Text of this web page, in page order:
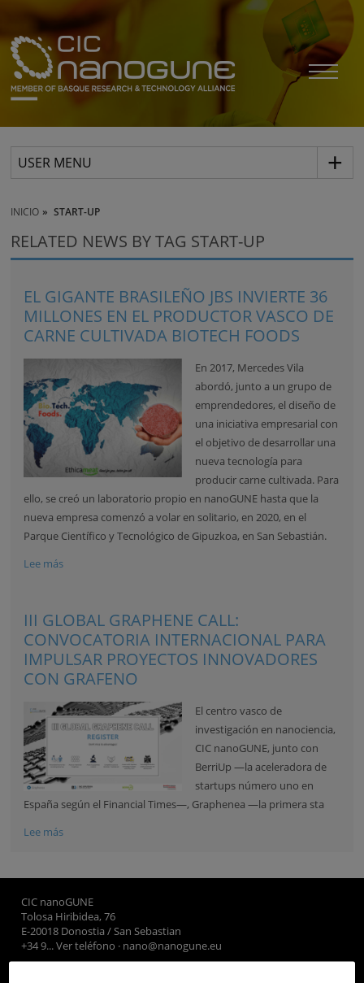
USER MENU
INICIO START-UP
RELATED NEWS BY TAG START-UP
EL GIGANTE BRASILEÑO JBS INVIERTE 36
MILLONES EN EL PRODUCTOR VASCO DE
CARNE CULTIVADA BIOTECH FOODS
En 2017, Mercedes Vila
abordó, junto a un grupo de
emprendedores, el diseño de
una iniciativa empresarial con
el objetivo de desarrollar una
nueva tecnología para
producir carne cultivada. Para
ello, se creó un laboratorio propio en nanoGUNE hasta que la
nueva empresa comenzó a volar en solitario, en 2020, en el
Parque Científico y Tecnológico de Gipuzkoa, en San Sebastián.
Lee más
III GLOBAL GRAPHENE CALL:
CONVOCATORIA INTERNACIONAL PARA
IMPULSAR PROYECTOS INNOVADORES
CON GRAFENO
El centro vasco de
investigación en nanociencia,
CIC nanoGUNE, junto con
BerriUp —la aceleradora de
startups número uno en
España según el Financial Times—, Graphenea —la primera sta
Lee más
CIC nanoGUNE
Tolosa Hiribidea, 76
E-20018 Donostia / San Sebastian
+34 9... Ver teléfono · nano@nanogune.eu